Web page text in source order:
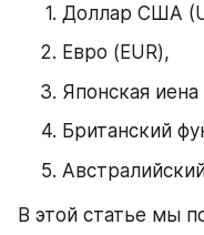
Доллар США
Евро (EUR),
Японская иена
Британский
В этой статье мы